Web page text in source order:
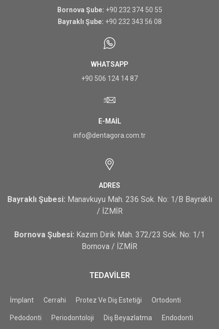
Bornova Şube: +90 232 374 50 55
Bayraklı Şube: +90 232 343 56 08
WHATSAPP
+90 506 124 14 87
E-MAIL
info@dentagora.com.tr
ADRES
Bayraklı Şubesi: Manavkuyu Mah. 236 Sok. No: 1/B Bayraklı
/ İZMİR
Bornova Şubesi: Kazım Dirik Mah. 372/23 Sok. No: 1/1
Bornova / İZMİR
TEDAVİLER
İmplant Cerrahi Protez Ve Diş Estetiği Ortodonti
Pedodonti Periodontoloji Diş Beyazlatma Endodonti